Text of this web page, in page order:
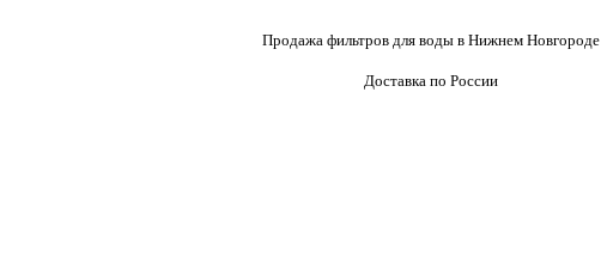
Продажа фильтров для воды в Нижнем Новгороде
Доставка по России